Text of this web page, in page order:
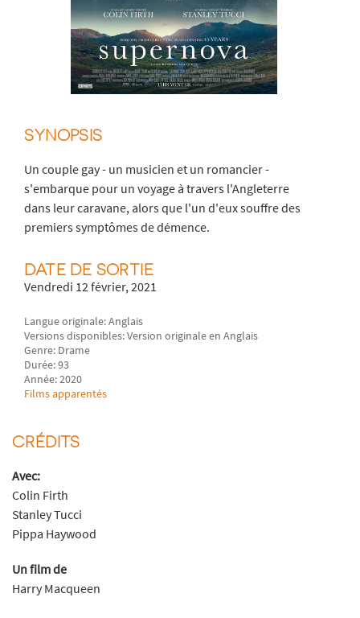
SYNOPSIS
Un couple gay - un musicien et un romancier -
s'embarque pour un voyage à travers l'Angleterre
dans leur caravane, alors que l'un d'eux souffre des
premiers symptômes de démence.
DATE DE SORTIE
Vendredi 12 février, 2021
Langue originale: Anglais
Versions disponibles: Version originale en Anglais
Genre: Drame
Durée: 93
Année: 2020
Films apparentés
CRÉDITS
Avec:
Colin Firth
Stanley Tucci
Pippa Haywood
Un film de
Harry Macqueen